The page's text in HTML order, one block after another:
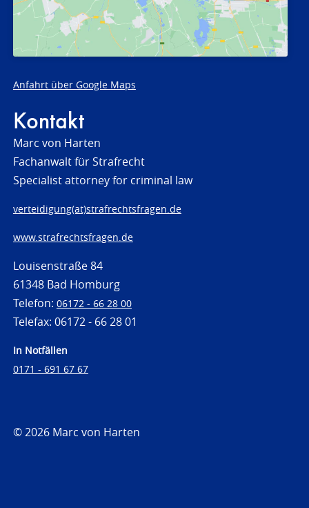
Anfahrt über Google Maps
Kontakt
Marc von Harten
Fachanwalt für Strafrecht
Specialist attorney for criminal law
verteidigung(at)strafrechtsfragen.de
www.strafrechtsfragen.de
Louisenstraße 84
61348 Bad Homburg
Telefon: 06172 - 66 28 00
Telefax: 06172 - 66 28 01
In Notfällen
0171 - 691 67 67
© 2026 Marc von Harten